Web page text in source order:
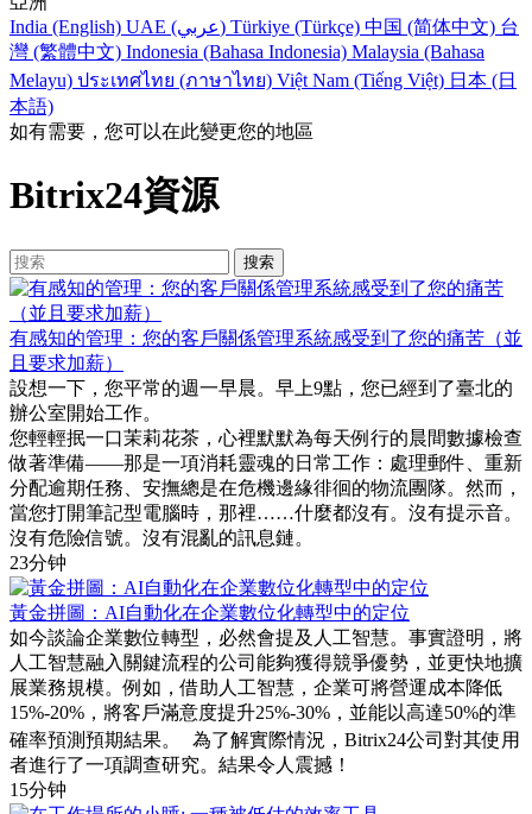
India (English)
UAE (عربي) Türkiye (Türkçe) 中国 (简体中文) 台
灣 (繁體中文) Indonesia (Bahasa Indonesia) Malaysia (Bahasa
Melayu) ประเทศไทย (ภาษาไทย) Việt Nam (Tiếng Việt) 日本 (日
本語)
如有需要，您可以在此變更您的地區
Bitrix24資源
有感知的管理：您的客戶關係管理系統感受到了您的痛苦（並
且要求加薪）
設想一下，您平常的週一早晨。早上9點，您已經到了臺北的
辦公室開始工作。
您輕輕抿一口茉莉花茶，心裡默默為每天例行的晨間數據檢查
做著準備——那是一項消耗靈魂的日常工作：處理郵件、重新
分配逾期任務、安撫總是在危機邊緣徘徊的物流團隊。然而，
當您打開筆記型電腦時，那裡……什麼都沒有。沒有提示音。
沒有危險信號。沒有混亂的訊息鏈。
23分钟
黃金拼圖：AI自動化在企業數位化轉型中的定位
如今談論企業數位轉型，必然會提及人工智慧。事實證明，將
人工智慧融入關鍵流程的公司能夠獲得競爭優勢，並更快地擴
展業務規模。例如，借助人工智慧，企業可將營運成本降低
15%-20%，將客戶滿意度提升25%-30%，並能以高達50%的準
確率預測預期結果。 為了解實際情況，Bitrix24公司對其使用
者進行了一項調查研究。結果令人震撼！
15分钟